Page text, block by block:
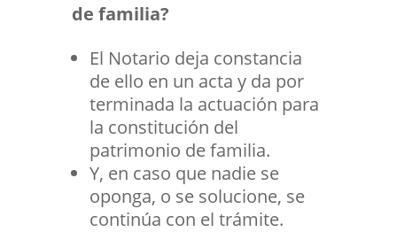
de familia?
El Notario deja constancia
de ello en un acta y da por
terminada la actuación para
la constitución del
patrimonio de familia.
Y, en caso que nadie se
oponga, o se solucione, se
continúa con el trámite.